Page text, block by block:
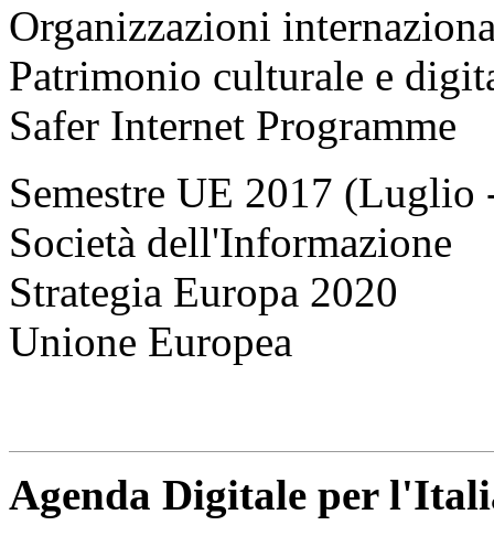
Organizzazioni
Patrimonio culturale e
Safer Internet Programme
Semestre UE 2017 (Luglio
Società dell'Informazione
Strategia Europa 2020
Unione Europea
Agenda Digitale per